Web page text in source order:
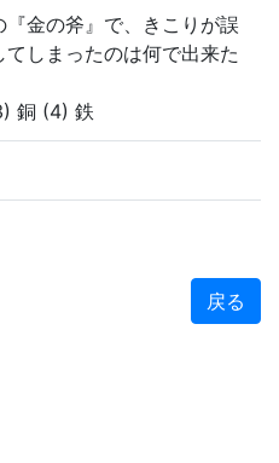
『金の斧』で、きこりが誤
てしまったのは何で出来た
銅 (4) 鉄
戻る